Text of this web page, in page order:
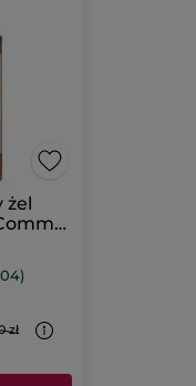
ml
zł